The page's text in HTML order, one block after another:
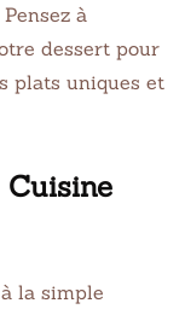
à
dessert pour
plats uniques et
la simple